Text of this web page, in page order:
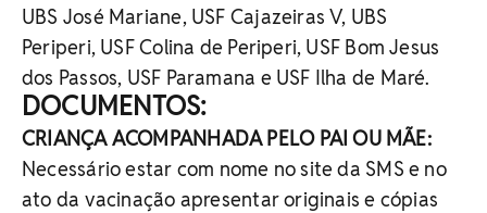
UBS José Mariane, USF Cajazeiras V, UBS
Periperi, USF Colina de Periperi, USF Bom Jesus
dos Passos, USF Paramana e USF Ilha de Maré.
DOCUMENTOS:
CRIANÇA ACOMPANHADA PELO PAI OU MÃE:
Necessário estar com nome no site da SMS e no
ato da vacinação apresentar originais e cópias